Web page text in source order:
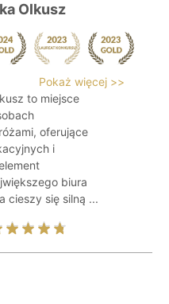
Olkusz
Pokaż więcej >>
to miejsce
oferujące
i
biura
cieszy się silną ...